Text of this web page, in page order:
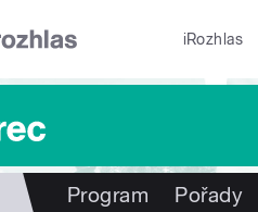
iRozhlas
Program Pořady